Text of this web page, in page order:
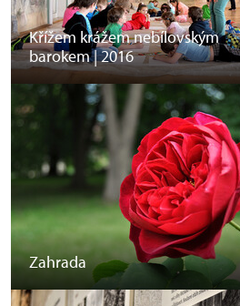
Křížem krážem nebílovským
barokem | 2016
Zahrada